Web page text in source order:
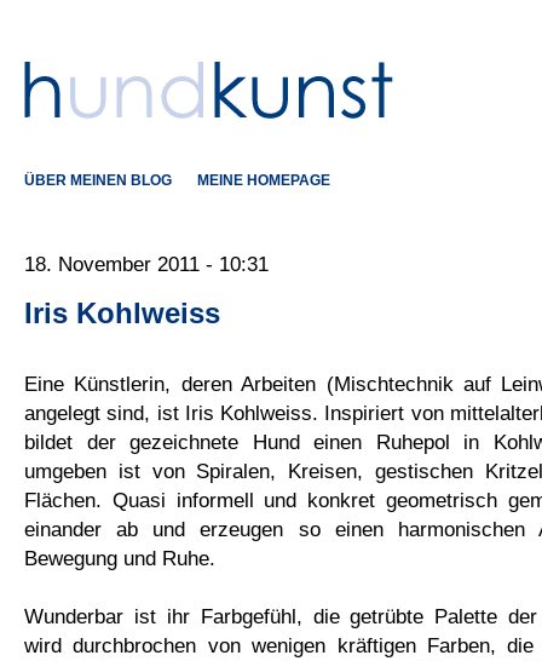
ÜBER MEINEN BLOG MEINE HOMEPAGE
18. November 2011 - 10:31
Iris Kohlweiss
Eine Künstlerin, deren Arbeiten (Mischtechnik auf
angelegt sind, ist Iris Kohlweiss. Inspiriert von
bildet der gezeichnete Hund einen Ruhepol in
umgeben ist von Spiralen, Kreisen, gestischen
Flächen. Quasi informell und konkret geometrisch
einander ab und erzeugen so einen harmonischen
Bewegung und Ruhe.
Wunderbar ist ihr Farbgefühl, die getrübte Palette
wird durchbrochen von wenigen kräftigen Farben,